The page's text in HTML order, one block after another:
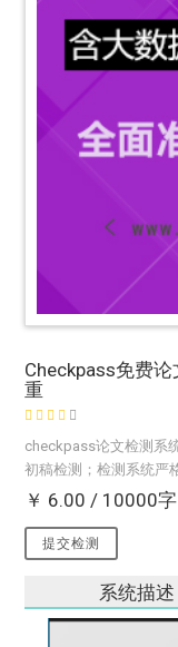
Checkpass免费
重
checkpass论文检测系
初稿检测；检测系统严
￥ 6.00 / 10000字
提交检测
系统描述